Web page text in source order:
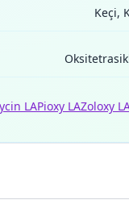
Keçi,
LAPioxy LAZoloxy